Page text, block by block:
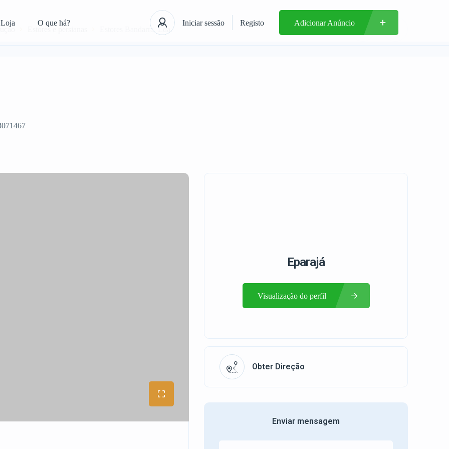
Loja O que há? Iniciar sessão Registo Adicionar Anúncio
Estores e persianas Estores Bandarra, Lda.
Eparajá
Visualização do perfil
Obter Direção
Enviar mensagem